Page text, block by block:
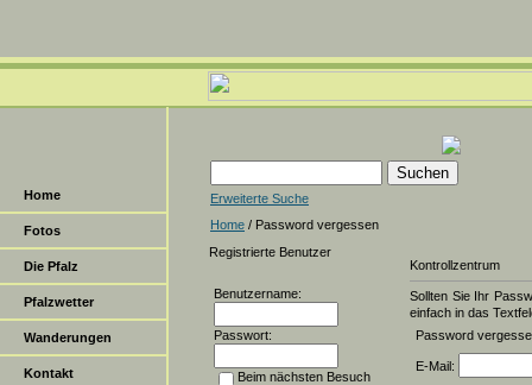
Home
Fotos
Die Pfalz
Pfalzwetter
Wanderungen
Kontakt
Erweiterte Suche
Home / Password vergessen
Registrierte Benutzer
Benutzername:
Passwort:
Beim nächsten Besuch
Kontrollzentrum
Sollten Sie Ihr
einfach in das
Password
E-Mail: